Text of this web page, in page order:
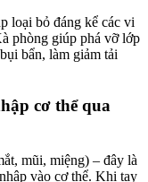
loại bỏ đáng kể các vi
phòng giúp phá vỡ lớp
bẩn, làm giảm tải
cơ thể qua
mũi, miệng) – đây là
vào cơ thể. Khi tay